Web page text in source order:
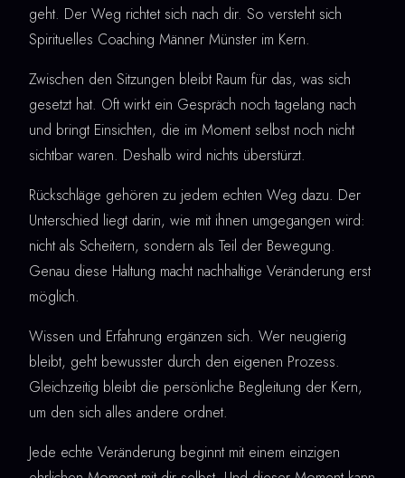
geht. Der Weg richtet sich nach dir. So versteht sich
Spirituelles Coaching Männer Münster im Kern.
Zwischen den Sitzungen bleibt Raum für das, was sich
gesetzt hat. Oft wirkt ein Gespräch noch tagelang nach
und bringt Einsichten, die im Moment selbst noch nicht
sichtbar waren. Deshalb wird nichts überstürzt.
Rückschläge gehören zu jedem echten Weg dazu. Der
Unterschied liegt darin, wie mit ihnen umgegangen wird:
nicht als Scheitern, sondern als Teil der Bewegung.
Genau diese Haltung macht nachhaltige Veränderung erst
möglich.
Wissen und Erfahrung ergänzen sich. Wer neugierig
bleibt, geht bewusster durch den eigenen Prozess.
Gleichzeitig bleibt die persönliche Begleitung der Kern,
um den sich alles andere ordnet.
Jede echte Veränderung beginnt mit einem einzigen